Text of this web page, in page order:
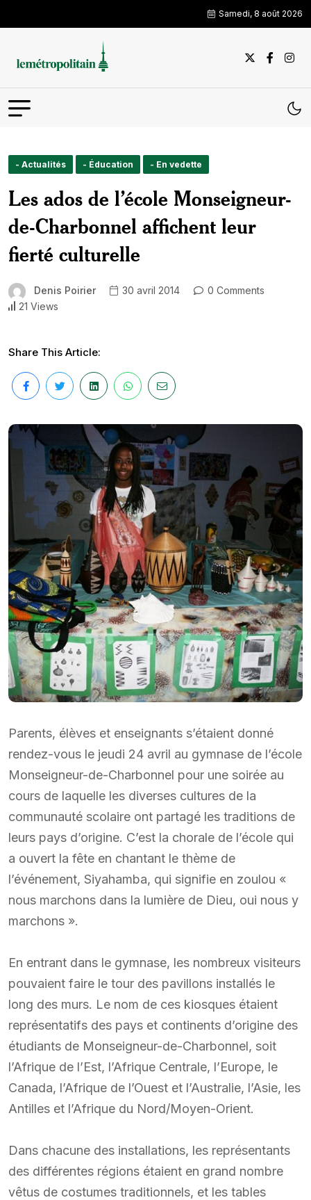
Samedi, 8 août 2026
- Actualités - Éducation - En vedette
Les ados de l’école Monseigneur-
de-Charbonnel affichent leur
fierté culturelle
Denis Poirier 30 avril 2014
0 Comments
21 Views
Share This Article:
Parents, élèves et enseignants s’étaient donné
rendez-vous le jeudi 24 avril au gymnase de l’école
Monseigneur-de-Charbonnel pour une soirée au
cours de laquelle les diverses cultures de la
communauté scolaire ont partagé les traditions de
leurs pays d’origine. C’est la chorale de l’école qui
a ouvert la fête en chantant le thème de
l’événement, Siyahamba, qui signifie en zoulou «
nous marchons dans la lumière de Dieu, oui nous y
marchons ».
En entrant dans le gymnase, les nombreux visiteurs
pouvaient faire le tour des pavillons installés le
long des murs. Le nom de ces kiosques étaient
représentatifs des pays et continents d’origine des
étudiants de Monseigneur-de-Charbonnel, soit
l’Afrique de l’Est, l’Afrique Centrale, l’Europe, le
Canada, l’Afrique de l’Ouest et l’Australie, l’Asie, les
Antilles et l’Afrique du Nord/Moyen-Orient.
Dans chacune des installations, les représentants
des différentes régions étaient en grand nombre
vêtus de costumes traditionnels, et les tables